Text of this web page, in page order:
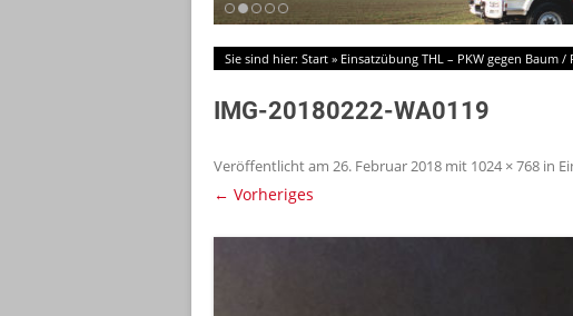
Sie sind hier: Start » Einsatzübung THL – PKW gegen Baum /
IMG-20180222-WA0119
Veröffentlicht am 26. Februar 2018 mit 1024 × 768 in
← Vorheriges